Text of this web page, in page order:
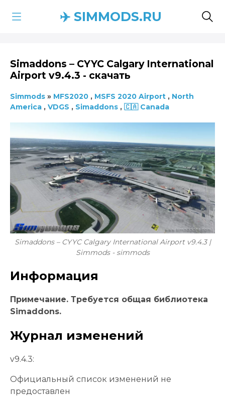
✈️ SIMMODS.RU
Simaddons – CYYC Calgary International
Airport v9.4.3 - скачать
Simmods » MFS2020 , MSFS 2020 Airport , North
America , VDGS , Simaddons , 🇨🇦 Canada
Simaddons – CYYC Calgary International Airport v9.4.3 |
Simmods - simmods
Информация
Примечание. Требуется общая библиотека
Simaddons.
Журнал изменений
v9.4.3:
Официальный список изменений не
предоставлен